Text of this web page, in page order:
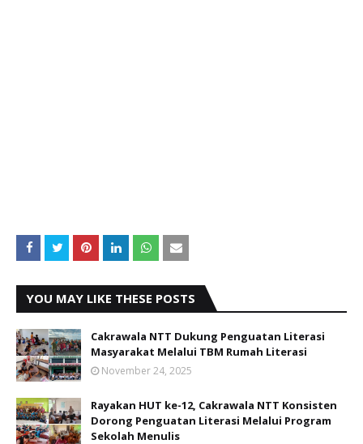
YOU MAY LIKE THESE POSTS
Cakrawala NTT Dukung Penguatan Literasi
Masyarakat Melalui TBM Rumah Literasi
November 24, 2025
Rayakan HUT ke-12, Cakrawala NTT Konsisten
Dorong Penguatan Literasi Melalui Program
Sekolah Menulis